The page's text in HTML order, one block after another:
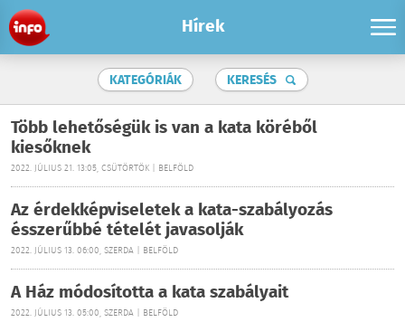
Hírek
KATEGÓRIÁK KERESÉS
Több lehetőségük is van a kata köréből
kiesőknek
2022. JÚLIUS 21. 13:05, CSÜTÖRTÖK | BELFÖLD
Az érdekképviseletek a kata-szabályozás
ésszerűbbé tételét javasolják
2022. JÚLIUS 13. 06:00, SZERDA | BELFÖLD
A Ház módosította a kata szabályait
2022. JÚLIUS 13. 05:00, SZERDA | BELFÖLD